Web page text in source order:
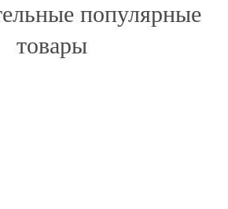
популярные
товары